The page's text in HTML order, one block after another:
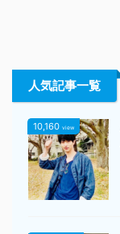
人気記事一覧
10,160 view